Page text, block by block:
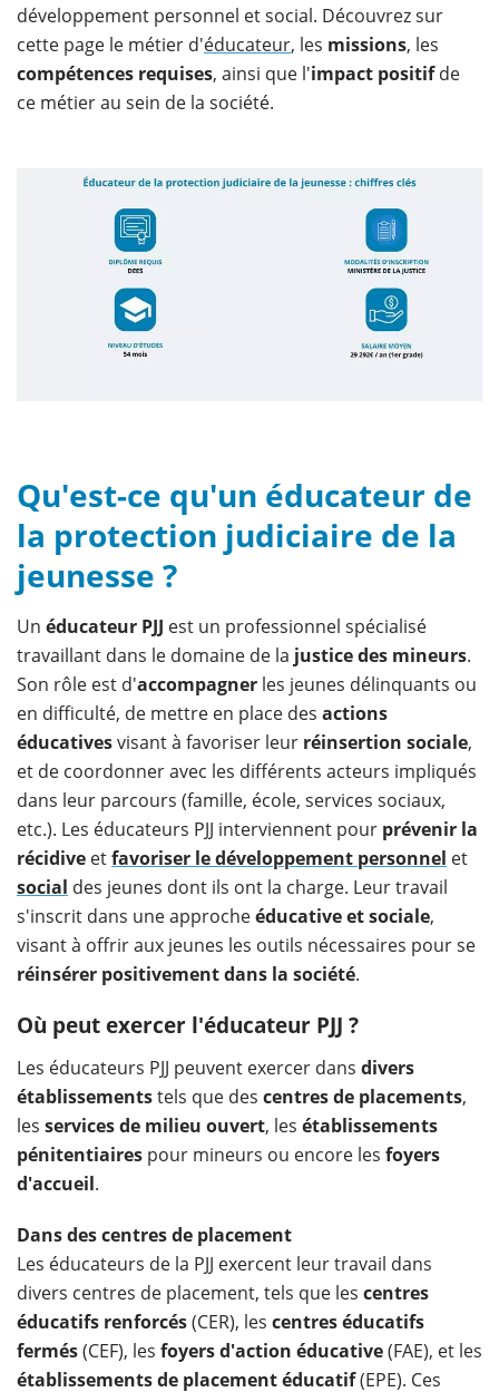
développement personnel et social. Découvrez sur
cette page le métier d'éducateur, les missions, les
compétences requises, ainsi que l'impact positifde
ce métier au sein de la société.
Qu'est-ce qu'un éducateur de
la protection judiciaire de la
jeunesse ?
Un éducateur PJJ est un professionnel spécialisé
travaillant dans le domaine de la justice des mineurs.
Son rôle est d'accompagner les jeunes délinquants ou
en difficulté, de mettre en place des actions
éducativesvisant à favoriser leur réinsertion sociale,
et de coordonner avec les différents acteurs impliqués
dans leur parcours (famille, école, services sociaux,
etc.). Les éducateurs PJJ interviennent pour prévenir la
récidive etfavoriser le développement personnel et
social des jeunes dont ils ont la charge. Leur travail
s'inscrit dans une approcheéducative et sociale,
visant à offrir aux jeunes les outils nécessaires pour se
réinsérer positivement dans la société.
Où peut exercer l'éducateur PJJ ?
Les éducateurs PJJ peuvent exercer dans divers
établissementstels que des centres de placements,
les services de milieu ouvert, les établissements
pénitentiaires pour mineurs ou encore les foyers
d'accueil.
Dans des centres de placement
Les éducateurs de la PJJ exercent leur travail dans
divers centres de placement, tels que les centres
éducatifs renforcés(CER), les centres éducatifs
fermés(CEF), les foyers d'action éducative(FAE), et les
établissements de placement éducatif(EPE). Ces